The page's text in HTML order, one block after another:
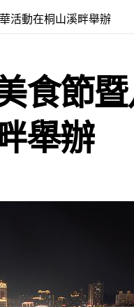
被時光偏愛的巴適小城
校合作 並感謝世豐螺絲
】
聚同心 攜手融合共奮進
活動在桐山溪畔舉辦
食節
舉辦